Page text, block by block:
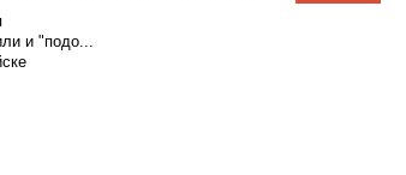
и "подо...